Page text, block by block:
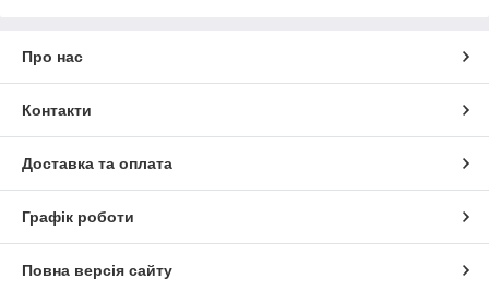
Про нас
Контакти
Доставка та оплата
Графік роботи
Повна версія сайту